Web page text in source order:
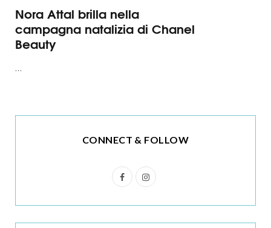
Nora Attal brilla nella
campagna natalizia di Chanel
Beauty
…
CONNECT & FOLLOW
F
I